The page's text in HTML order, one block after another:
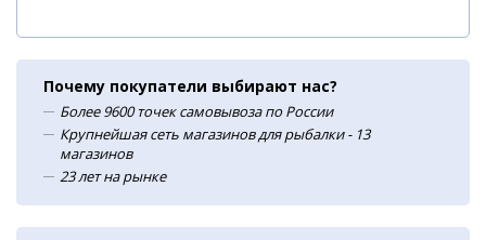
Почему покупатели выбирают нас?
Более 9600 точек самовывоза по России
Крупнейшая сеть магазинов для рыбалки - 13
магазинов
23 лет на рынке